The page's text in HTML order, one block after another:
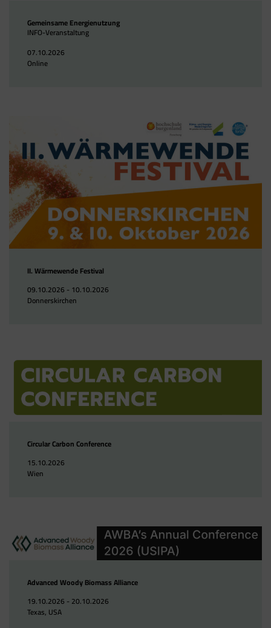
Gemeinsame Energienutzung
INFO-Veranstaltung
07.10.2026
Online
II. Wärmewende Festival
09.10.2026 - 10.10.2026
Donnerskirchen
Circular Carbon Conference
15.10.2026
Wien
Advanced Woody Biomass Alliance
19.10.2026 - 20.10.2026
Texas, USA